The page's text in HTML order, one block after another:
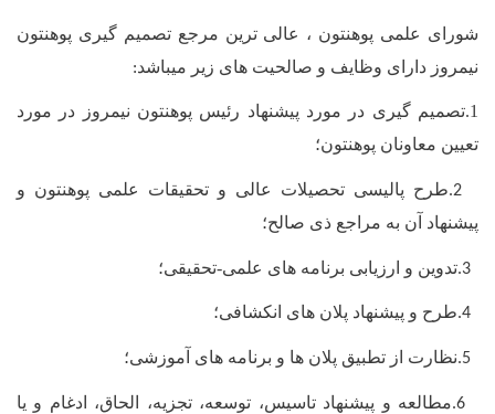
شورای علمی پوهنتون ، عالی ترین مرجع تصمیم گیری پوهنتون
نیمروز دارای وظایف و صالحیت های زیر میباشد:
1.تصمیم گیری در مورد پیشنهاد رئیس پوهنتون نیمروز در مورد
تعیین معاونان پوهنتون؛
.2طرح پالیسی تحصیلات عالی و تحقیقات علمی پوهنتون و
پیشنهاد آن به مراجع ذی صالح؛
.3تدوین و ارزیابی برنامه های علمی-تحقیقی؛
.4طرح و پیشنهاد پلان های انکشافی؛
.5نظارت از تطبیق پلان ها و برنامه های آموزشی؛
.6مطالعه و پیشنهاد تاسیس، توسعه، تجزیه، الحاق، ادغام و یا